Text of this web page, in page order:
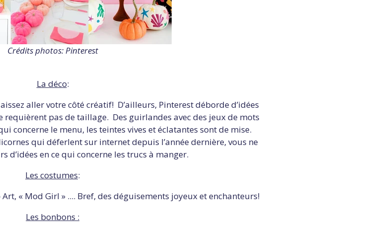
Crédits photos: Pinterest
La déco:
aller votre côté créatif! D’ailleurs, Pinterest déborde d’idées
requièrent pas de taillage. Des guirlandes avec des jeux de mots
concerne le menu, les teintes vives et éclatantes sont de mise.
qui déferlent sur internet depuis l’année dernière, vous ne
d’idées en ce qui concerne les trucs à manger.
Les costumes:
« Mod Girl » .... Bref, des déguisements joyeux et enchanteurs!
Les bonbons :